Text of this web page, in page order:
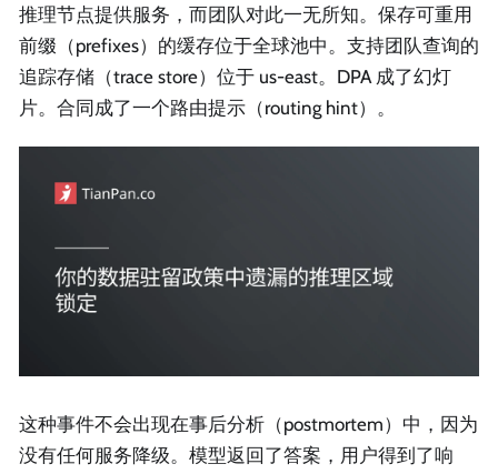
推理节点提供服务，而团队对此一无所知。保存可重用
前缀（prefixes）的缓存位于全球池中。支持团队查询的
追踪存储（trace store）位于 us-east。DPA 成了幻灯
片。合同成了一个路由提示（routing hint）。
这种事件不会出现在事后分析（postmortem）中，因为
没有任何服务降级。模型返回了答案，用户得到了响